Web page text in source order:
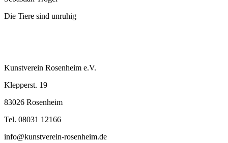
Die Tiere sind unruhig
Kunstverein Rosenheim e.V.
Klepperst. 19
83026 Rosenheim
Tel. 08031 12166
info@kunstverein-rosenheim.de